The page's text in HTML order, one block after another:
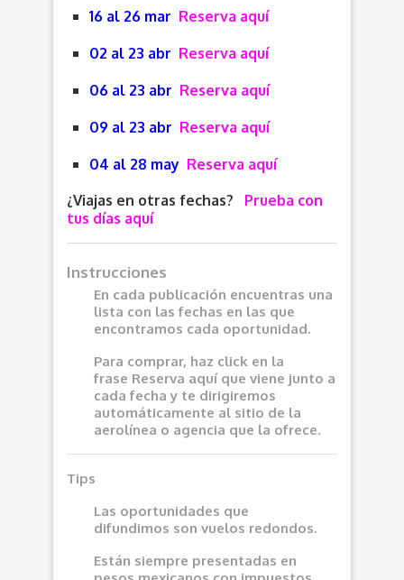
16 al 26 mar Reserva aquí
02 al 23 abr Reserva aquí
06 al 23 abr Reserva aquí
09 al 23 abr Reserva aquí
04 al 28 may Reserva aquí
¿Viajas en otras fechas?
Prueba con
tus días aquí
Instrucciones
En cada publicación encuentras una
lista con las fechas en las que
encontramos cada oportunidad.
Para comprar, haz click en la
frase Reserva aquí que viene junto a
cada fecha y te dirigiremos
automáticamente al sitio de la
aerolínea o agencia que la ofrece.
Tips
Las oportunidades que
difundimos son vuelos redondos.
Están siempre presentadas en